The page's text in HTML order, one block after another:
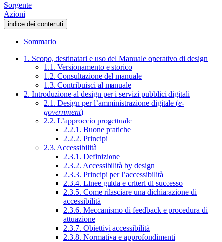
Sorgente
Azioni
indice dei contenuti
Sommario
1. Scopo, destinatari e uso del Manuale operativo di design
1.1. Versionamento e storico
1.2. Consultazione del manuale
1.3. Contribuisci al manuale
2. Introduzione al design per i servizi pubblici digitali
2.1. Design per l’amministrazione digitale (e-
government)
2.2. L’approccio progettuale
2.2.1. Buone pratiche
2.2.2. Principi
2.3. Accessibilità
2.3.1. Definizione
2.3.2. Accessibilità by design
2.3.3. Principi per l’accessibilità
2.3.4. Linee guida e criteri di successo
2.3.5. Come rilasciare una dichiarazione di
accessibilità
2.3.6. Meccanismo di feedback e procedura di
attuazione
2.3.7. Obiettivi accessibilità
2.3.8. Normativa e approfondimenti